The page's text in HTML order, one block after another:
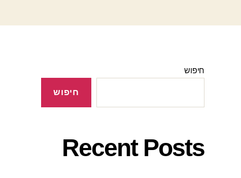
חיפוש
חיפוש
Recent Posts